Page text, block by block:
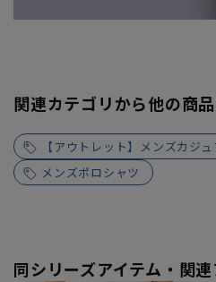
関連カテゴリから他の商
【アウトレット】メンズカジ
メンズポロシャツ
同シリーズアイテム・関